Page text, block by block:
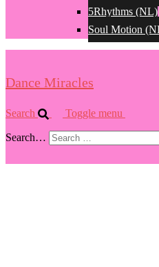
5Rhythms (NL)
Soul Motion
Dance Miracles
Search Toggle menu
Search…